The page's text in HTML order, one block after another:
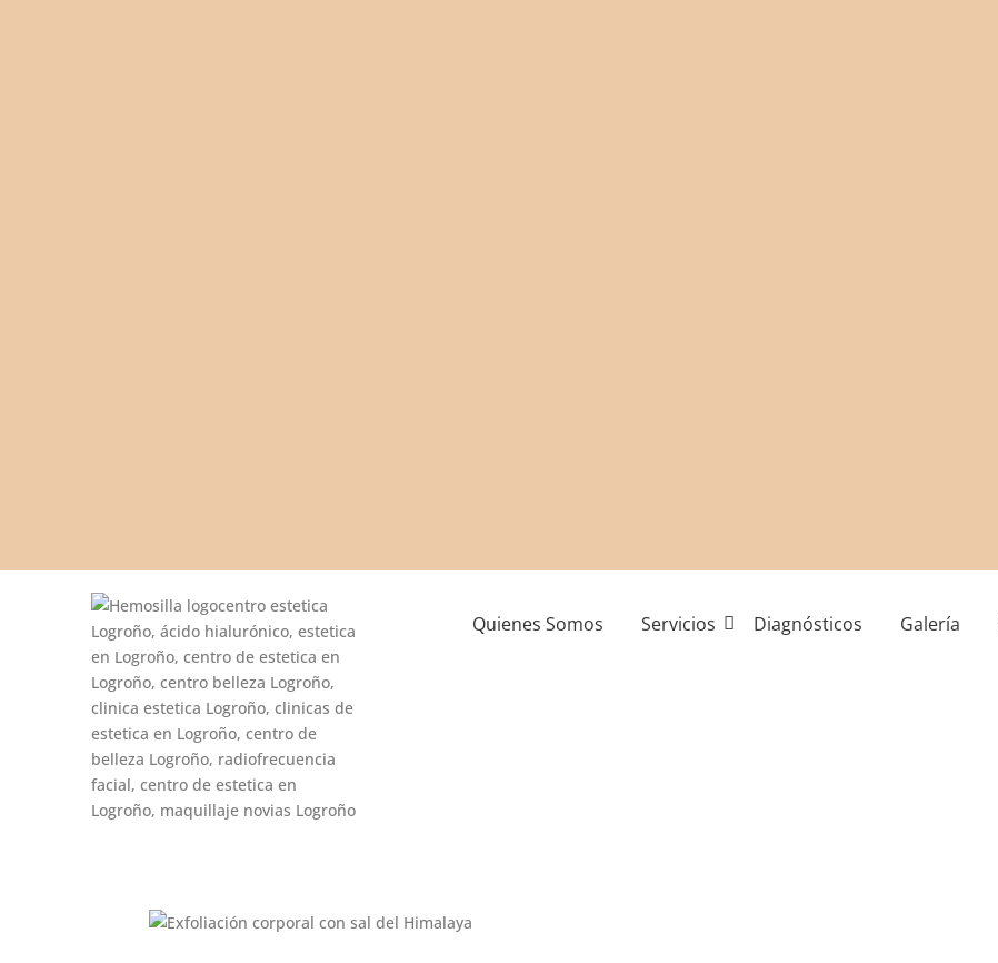
Quienes Somos Servicios Diagnósticos Galería